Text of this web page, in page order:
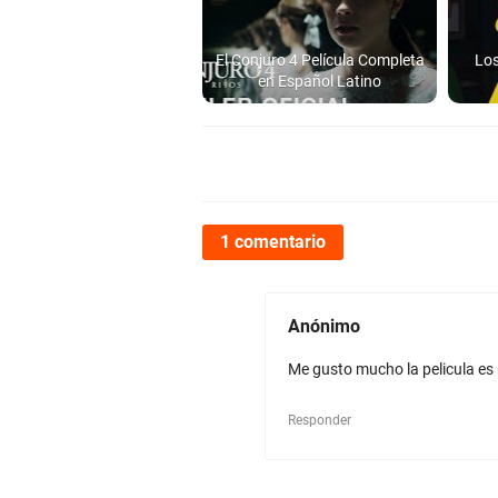
El Conjuro 4 Película Completa
en Español Latino
1 comentario
Anónimo
Me gusto mucho la pelicula
Responder